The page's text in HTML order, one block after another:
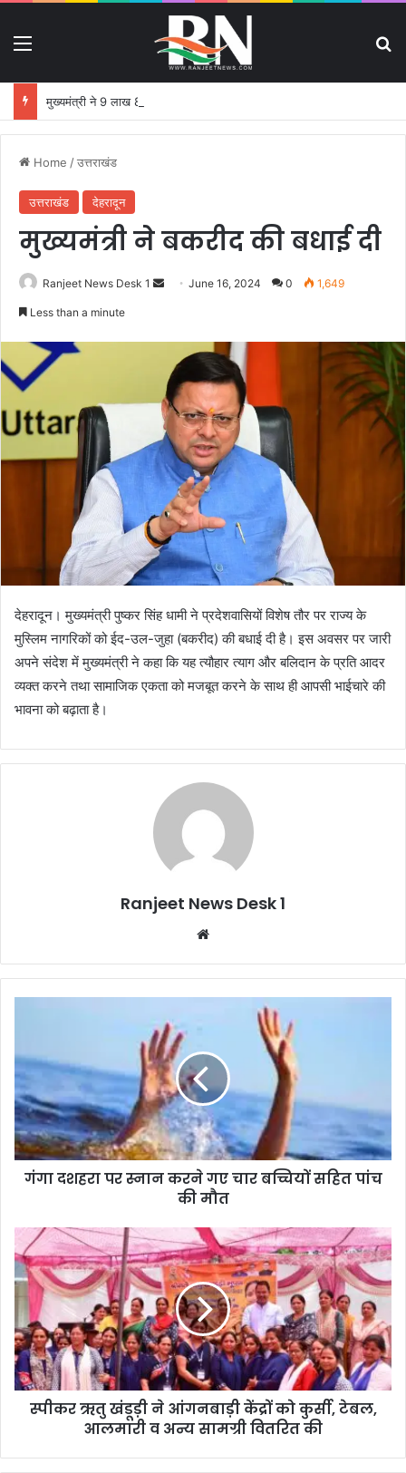
Home /उत्तराखंड
उत्तराखंड देहरादून
मुख्यमंत्री ने बकरीद की बधाई दी
Ranjeet News Desk 1
n
e
m
l
June 16, 2024 0 1,649
Less than a minute
देहरादून। मुख्यमंत्री पुष्कर सिंह धामी ने प्रदेशवासियों विशेष तौर पर राज्य के
मुस्लिम नागरिकों को ईद-उल-जुहा (बकरीद) की बधाई दी है। इस अवसर पर जारी
अपने संदेश में मुख्यमंत्री ने कहा कि यह त्यौहार त्याग और बलिदान के प्रति आदर
व्यक्त करने तथा सामाजिक एकता को मजबूत करने के साथ ही आपसी भाईचारे की
भावना को बढ़ाता है।
Ranjeet News Desk 1
te
गंगा दशहरा पर स्नान करने गए चार बच्चियों सहित पांच
की मौत
स्पीकर ऋतु खंडूड़ी ने आंगनबाड़ी केंद्रों को कुर्सी, टेबल,
आलमारी व अन्य सामग्री वितरित की